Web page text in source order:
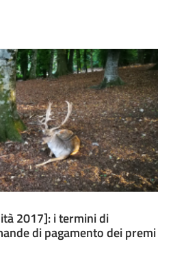
2017]: i termini di
di pagamento dei premi